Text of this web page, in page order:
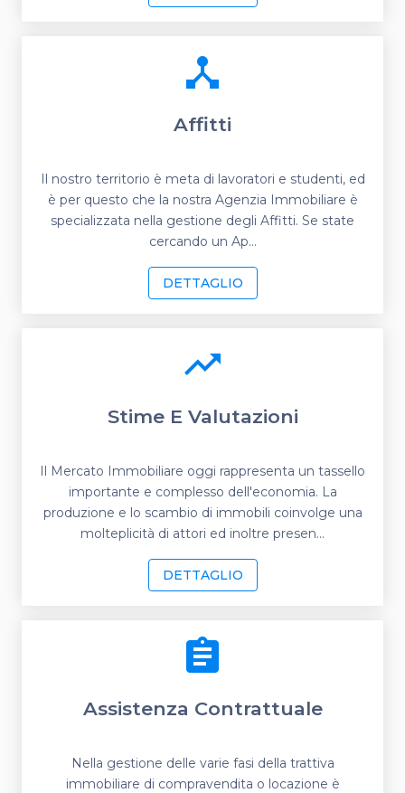
device_hub
Affitti
Il nostro territorio è meta di lavoratori e studenti, ed
è per questo che la nostra Agenzia Immobiliare è
specializzata nella gestione degli Affitti. Se state
cercando un Ap...
DETTAGLIO
trending_up
Stime E Valutazioni
Il Mercato Immobiliare oggi rappresenta un tassello
importante e complesso dell'economia. La
produzione e lo scambio di immobili coinvolge una
molteplicità di attori ed inoltre presen...
DETTAGLIO
assignment
Assistenza Contrattuale
Nella gestione delle varie fasi della trattiva
immobiliare di compravendita o locazione è